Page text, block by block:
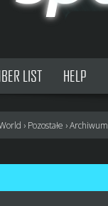
LIST HELP
› Pozostałe ›Archiwum